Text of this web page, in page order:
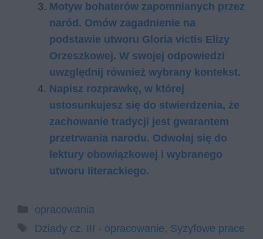
Motyw bohaterów zapomnianych przez
naród. Omów zagadnienie na
podstawie utworu Gloria victis Elizy
Orzeszkowej. W swojej odpowiedzi
uwzględnij również wybrany kontekst.
Napisz rozprawkę, w której
ustosunkujesz się do stwierdzenia, że
zachowanie tradycji jest gwarantem
przetrwania narodu. Odwołaj się do
lektury obowiązkowej i wybranego
utworu literackiego.
Kategorie
opracowania
Tagi
Dziady cz. III - opracowanie, Syzyfowe prace